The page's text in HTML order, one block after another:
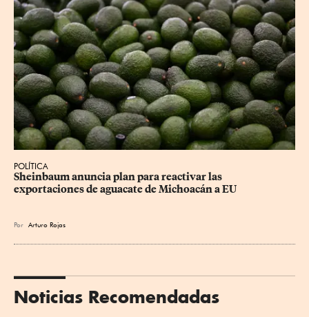
POLÍTICA
Sheinbaum anuncia plan para reactivar las
exportaciones de aguacate de Michoacán a EU
Por Arturo Rojas
Noticias Recomendadas